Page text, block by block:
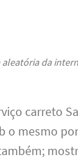
da
carreto
o mesmo